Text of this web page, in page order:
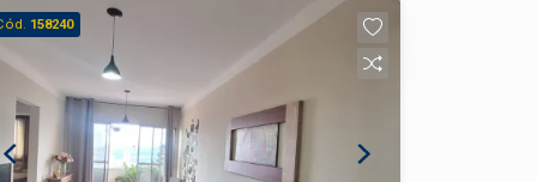
158240